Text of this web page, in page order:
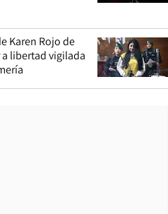
Karen Rojo de
libertad vigilada